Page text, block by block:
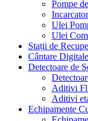
Pompe
Ulei
Ulei
Stații de
Cântare Digitale
Detectoare de
Aditivi
Aditivi
Echipamente